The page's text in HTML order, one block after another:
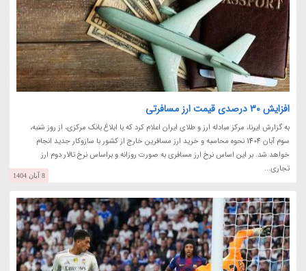
افزایش 30 درصدی قیمت ارز مسافرتی
به گزارش ایرنا، مرکز مبادله ارز و طلای ایران اعلام کرد که با ابلاغ بانک مرکزی، از روز شنبه،
سوم آبان 1404 نحوه محاسبه و خرید ارز مسافرین خارج از کشور با سازوکار جدید انجام
خواهد شد. بر این اساس نرخ ارز مسافری به صورت روزانه و براساس نرخ تالار دوم ارز
تجاری...
8 آبان 1404